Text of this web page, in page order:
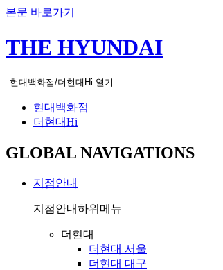
본문 바로가기
THE HYUNDAI
현대백화점/더현대Hi 열기
현대백화점
더현대Hi
GLOBAL NAVIGATIONS
지점안내
지점안내하위메뉴
더현대
더현대 서울
더현대 대구